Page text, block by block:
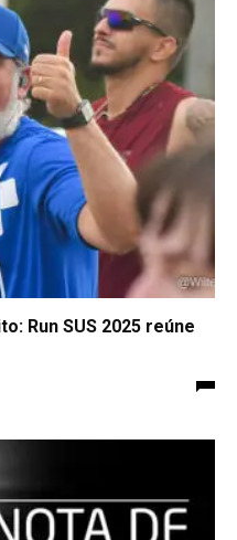
Run SUS 2025 reúne